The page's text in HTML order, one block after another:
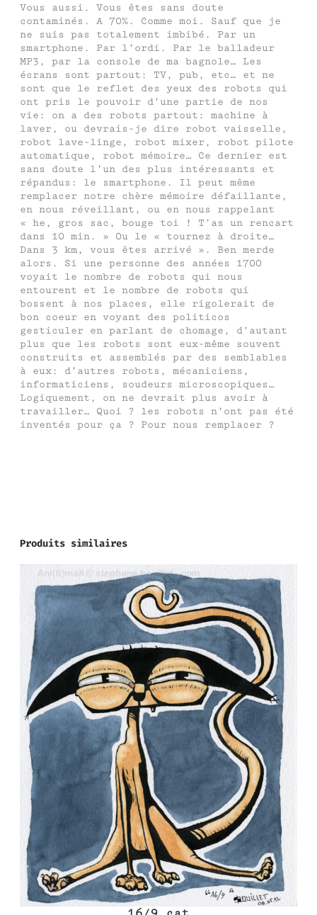
Vous aussi. Vous êtes sans doute
contaminés. A 70%. Comme moi. Sauf que je
ne suis pas totalement imbibé. Par un
smartphone. Par l’ordi. Par le balladeur
MP3, par la console de ma bagnole… Les
écrans sont partout: TV, pub, etc… et ne
sont que le reflet des yeux des robots qui
ont pris le pouvoir d’une partie de nos
vie: on a des robots partout: machine à
laver, ou devrais-je dire robot vaisselle,
robot lave-linge, robot mixer, robot pilote
automatique, robot mémoire… Ce dernier est
sans doute l’un des plus intéressants et
répandus: le smartphone. Il peut même
remplacer notre chère mémoire défaillante,
en nous réveillant, ou en nous rappelant
« he, gros sac, bouge toi ! T’as un rencart
dans 10 min. » Ou le « tournez à droite…
Dans 3 km, vous êtes arrivé ». Ben merde
alors. Si une personne des années 1700
voyait le nombre de robots qui nous
entourent et le nombre de robots qui
bossent à nos places, elle rigolerait de
bon coeur en voyant des politicos
gesticuler en parlant de chomage, d’autant
plus que les robots sont eux-même souvent
construits et assemblés par des semblables
à eux: d’autres robots, mécaniciens,
informaticiens, soudeurs microscopiques…
Logiquement, on ne devrait plus avoir à
travailler… Quoi ? les robots n’ont pas été
inventés pour ça ? Pour nous remplacer ?
Produits similaires